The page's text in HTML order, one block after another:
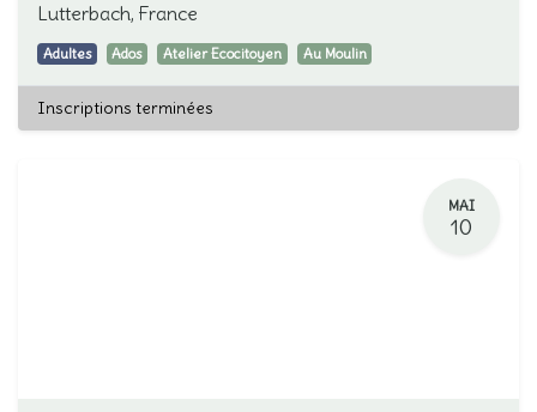
Lutterbach, France
Adultes Ados Atelier Ecocitoyen Au Moulin
Inscriptions terminées
MAI
10